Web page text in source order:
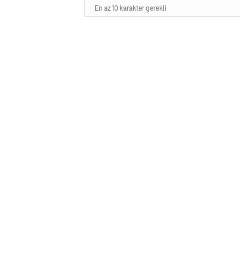
En az 10 karakter gerekli